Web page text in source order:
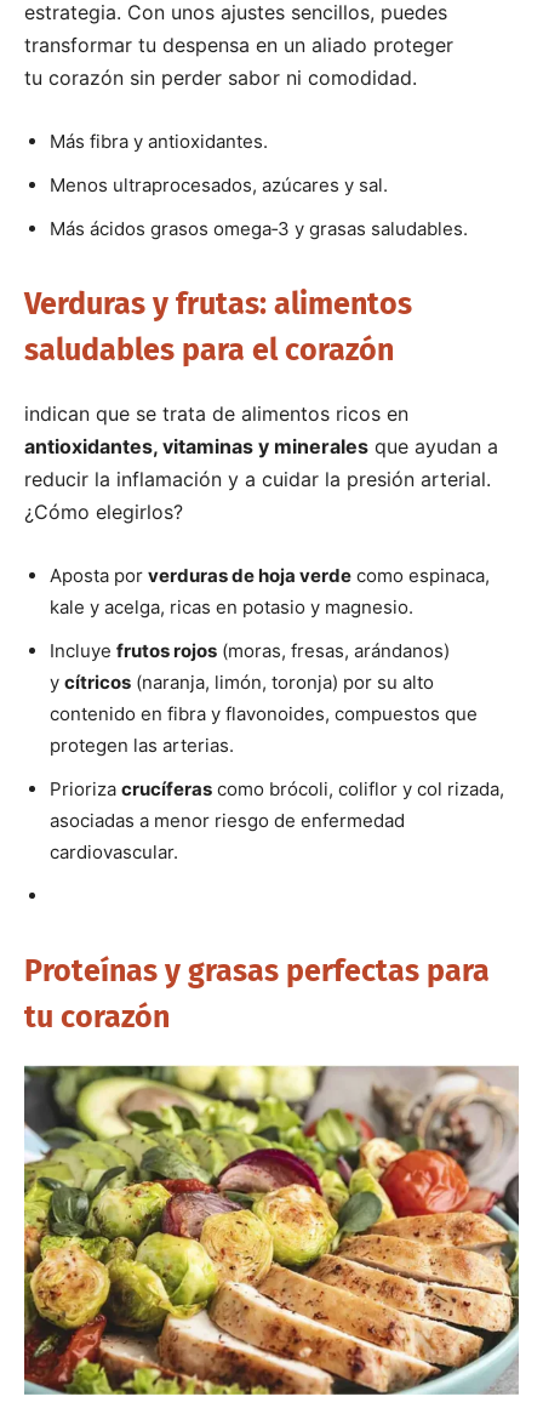
estrategia. Con unos ajustes sencillos, puedes
transformar tu despensa en un aliado proteger
tu corazón sin perder sabor ni comodidad.
Más fibra y antioxidantes.
Menos ultraprocesados, azúcares y sal.
Más ácidos grasos omega‑3 y grasas saludables.
Verduras y frutas: alimentos
saludables para el corazón
indican que se trata de alimentos ricos en
antioxidantes, vitaminas y minerales que ayudan a
reducir la inflamación y a cuidar la presión arterial.
¿Cómo elegirlos?
Aposta por verduras de hoja verde como espinaca,
kale y acelga, ricas en potasio y magnesio.
Incluye frutos rojos (moras, fresas, arándanos)
y cítricos (naranja, limón, toronja) por su alto
contenido en fibra y flavonoides, compuestos que
protegen las arterias.
Prioriza crucíferas como brócoli, coliflor y col rizada,
asociadas a menor riesgo de enfermedad
cardiovascular.
Proteínas y grasas perfectas para
tu corazón